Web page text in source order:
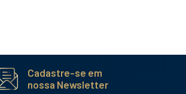
Cadastre-se em
nossa Newsletter